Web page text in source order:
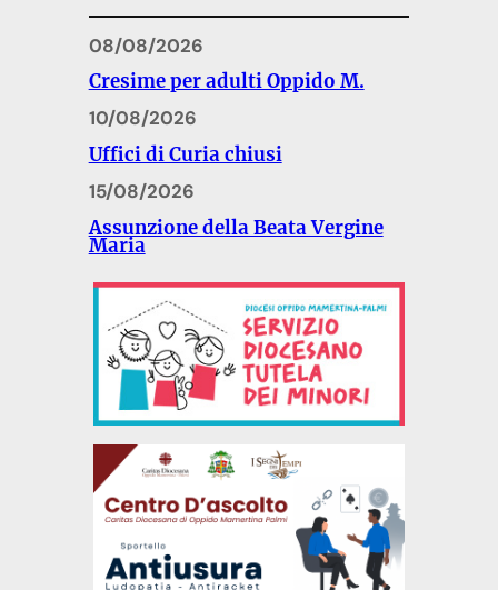
08/08/2026
Cresime per adulti Oppido M.
10/08/2026
Uffici di Curia chiusi
15/08/2026
Assunzione della Beata Vergine
Maria